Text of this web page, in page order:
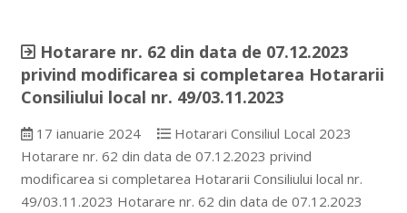
Hotarare nr. 62 din data de 07.12.2023
privind modificarea si completarea Hotararii
Consiliului local nr. 49/03.11.2023
17 ianuarie 2024
Hotarari Consiliul Local 2023
Hotarare nr. 62 din data de 07.12.2023 privind
modificarea si completarea Hotararii Consiliului local nr.
49/03.11.2023 Hotarare nr. 62 din data de 07.12.2023